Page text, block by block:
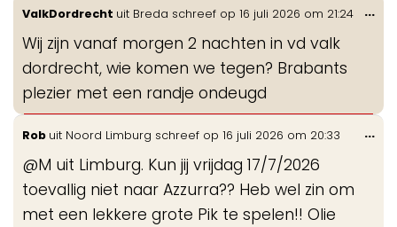
ValkDordrecht uit Breda schreef op 16 juli 2026 om 21:24
Wij zijn vanaf morgen 2 nachten in vd valk
dordrecht, wie komen we tegen? Brabants
plezier met een randje ondeugd
...
Rob uit Noord Limburg schreef op 16 juli 2026 om 20:33
@M uit Limburg. Kun jij vrijdag 17/7/2026
toevallig niet naar Azzurra?? Heb wel zin om
met een lekkere grote Pik te spelen!! Olie
...